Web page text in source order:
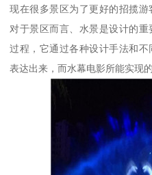
现在很多景区为了更好的招揽游
对于景区而言、水景是设计的
过程，它通过各种设计手法和
表达出来，而水幕电影所能实现